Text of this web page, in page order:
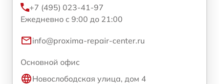
+7 (495) 023-41-97
Ежедневно с 9:00 до 21:00
info@proxima-repair-center.ru
Основной офис
Новослободская улица, дом 4